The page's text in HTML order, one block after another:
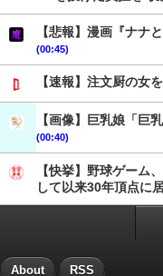
【悲報】漫画『ナナ
(00:45)
【速報】注文厨の女
【画像】巨乳娘「巨
(00:40)
【快挙】野球ゲーム
して以来30年頂点に
About RSS